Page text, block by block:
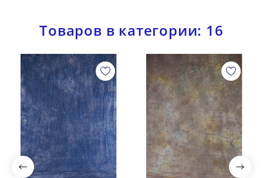
Товаров в категории: 16